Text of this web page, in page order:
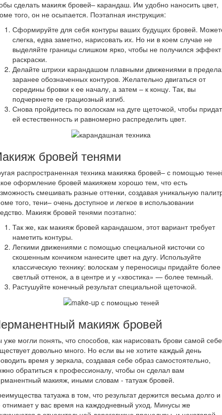
сделать макияж бровей– карандаш. Им удобно наносить цвет,
того, он не осыпается. Поэтапная инструкция:
Сформируйте для себя контуры ваших будущих бровей.
слегка, едва заметно, нарисовать их. Но ни в коем случае не
выделяйте границы слишком ярко, чтобы не получился эффект
раскраски.
Делайте штрихи карандашом плавными движениями в
заранее обозначенных контуров. Желательно двигаться от
середины бровки к ее началу, а затем – к концу. Так, вы
подчеркнете ее грациозный изгиб.
Снова пройдитесь по волоскам на дуге щеточкой, чтобы
ей естественность и равномерно распределить цвет.
бровей тенями
распространенная техника макияжа бровей– с помощью
оформление бровей макияжем хорошо тем, что есть
смешивать разные оттенки, создавая уникальную
того, тени– очень доступное и легкое в использовании
Макияж бровей тенями поэтапно:
Так же, как макияж бровей карандашом, этот вариант требует
наметить контуры.
Легкими движениями с помощью специальной кисточки со
скошенным кончиком нанесите цвет на дугу. Используйте
классическую технику: волоскам у переносицы придайте более
светлый оттенок, а в центре и у «хвостика» — более темный.
Растушуйте конечный результат специальной щеточкой.
макияж бровей
уже могли понять, что способов, как нарисовать брови самой
довольно много. Но если вы не хотите каждый день
время у зеркала, создавая себе образ самостоятельно,
обратиться к профессионалу, чтобы он сделал вам
макияж, иными словам - татуаж бровей.
татуажа в том, что результат держится весьма долго и
отнимает у вас время на каждодневный уход. Минусы же